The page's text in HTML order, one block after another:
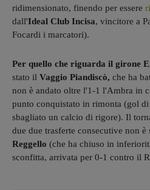
ridimensionato, finendo per essere
dall'Ideal Club Incisa, vincitore a
Focardi i marcatori).
Per quello che riguarda il girone
stato il Vaggio Piandiscò, che ha
non è andato oltre l'1-1 l'Ambra in
punto conquistato in rimonta (gol
sbagliato un calcio di rigore). Il
due due trasferte consecutive non è
Reggello (che ha chiuso in
sconfitta, arrivata per 0-1 contro il